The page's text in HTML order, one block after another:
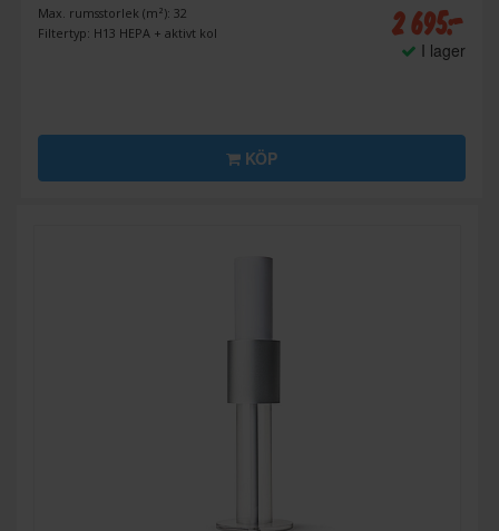
Max. rumsstorlek (m²): 32
Filtertyp: H13 HEPA + aktivt kol
2 695:-
I lager
KÖP